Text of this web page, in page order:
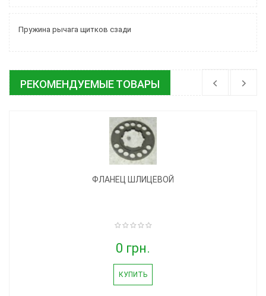
Пружина рычага щитков сзади
РЕКОМЕНДУЕМЫЕ ТОВАРЫ
ФЛАНЕЦ ШЛИЦЕВОЙ
0 грн.
КУПИТЬ